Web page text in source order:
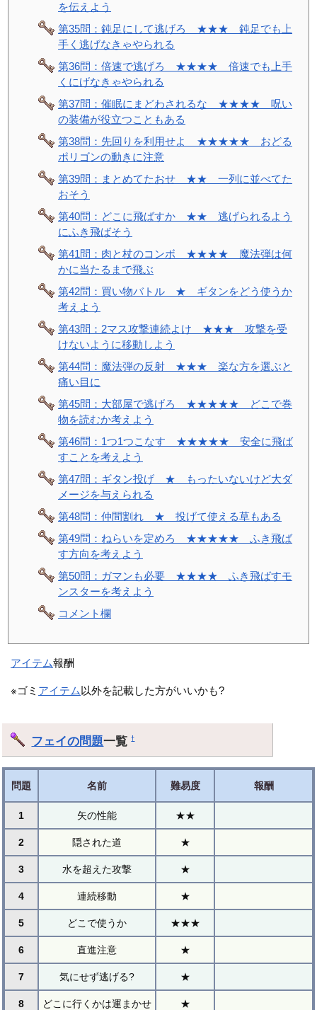
を伝えよう
第35問：鈍足にして逃げろ ★★★ 鈍足でも上
手く逃げなきゃやられる
第36問：倍速で逃げろ ★★★★ 倍速でも上手
くにげなきゃやられる
第37問：催眠にまどわされるな ★★★★ 呪い
の装備が役立つこともある
第38問：先回りを利用せよ ★★★★★ おどる
ポリゴンの動きに注意
第39問：まとめてたおせ ★★ 一列に並べてた
おそう
第40問：どこに飛ばすか ★★ 逃げられるよう
にふき飛ばそう
第41問：肉と杖のコンボ ★★★★ 魔法弾は何
かに当たるまで飛ぶ
第42問：買い物バトル ★ ギタンをどう使うか
考えよう
第43問：2マス攻撃連続よけ ★★★ 攻撃を受
けないように移動しよう
第44問：魔法弾の反射 ★★★ 楽な方を選ぶと
痛い目に
第45問：大部屋で逃げろ ★★★★★ どこで巻
物を読むか考えよう
第46問：1つ1つこなす ★★★★★ 安全に飛ば
すことを考えよう
第47問：ギタン投げ ★ もったいないけど大ダ
メージを与えられる
第48問：仲間割れ ★ 投げて使える草もある
第49問：ねらいを定めろ ★★★★★ ふき飛ば
す方向を考えよう
第50問：ガマンも必要 ★★★★ ふき飛ばすモ
ンスターを考えよう
コメント欄
アイテム報酬
※ゴミ アイテム 以外を記載した方がいいかも?
フェイの問題一覧†
問題 名前 難易度 報酬
1 矢の性能 ★★
2 隠された道 ★
3 水を超えた攻撃 ★
4 連続移動 ★
5 どこで使うか ★★★
6 直進注意 ★
7 気にせず逃げる? ★
8 どこに行くかは運まかせ ★